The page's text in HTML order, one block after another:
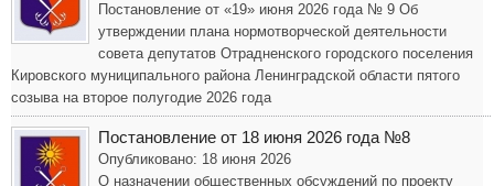
Постановление от «19» июня 2026 года № 9 Об
утверждении плана нормотворческой деятельности
совета депутатов Отрадненского городского поселения
Кировского муниципального района Ленинградской области пятого
созыва на второе полугодие 2026 года
Постановление от 18 июня 2026 года №8
Опубликовано: 18 июня 2026
О назначении общественных обсуждений по проекту